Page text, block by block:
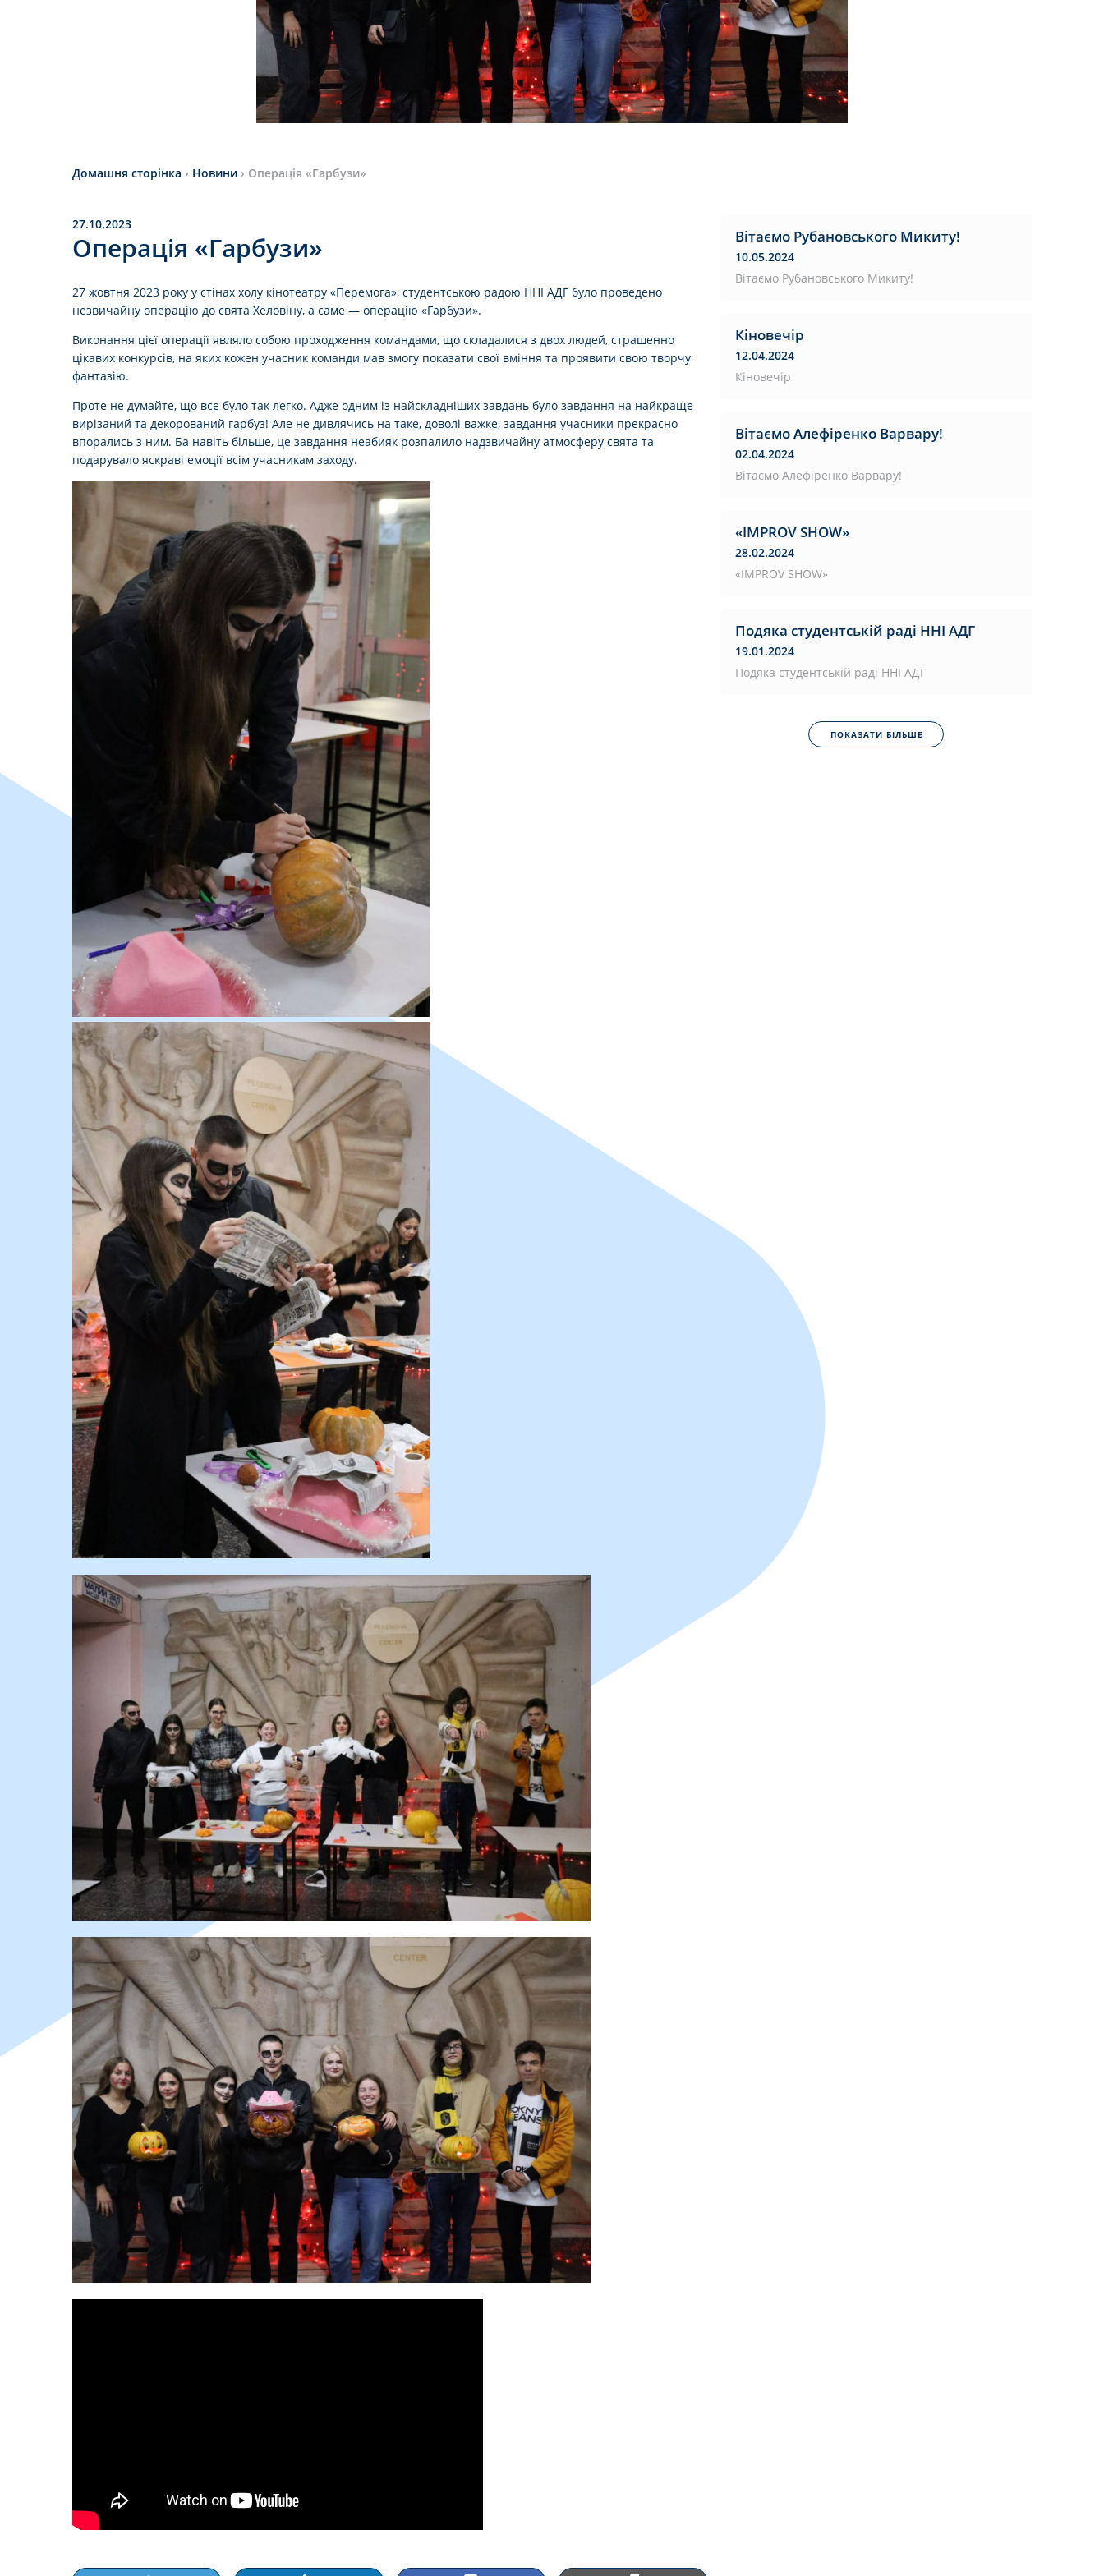
Домашня сторінка › Новини › Операція «Гарбузи»
27.10.2023
Операція «Гарбузи»
27 жовтня 2023 року у стінах холу кінотеатру «Перемога», студентською радою ННІ АДГ було проведено
незвичайну операцію до свята Хеловіну, а саме — операцію «Гарбузи».
Виконання цієї операції являло собою проходження командами, що складалися з двох людей, страшенно
цікавих конкурсів, на яких кожен учасник команди мав змогу показати свої вміння та проявити свою творчу
фантазію.
Проте не думайте, що все було так легко. Адже одним із найскладніших завдань було завдання на найкраще
вирізаний та декорований гарбуз! Але не дивлячись на таке, доволі важке, завдання учасники прекрасно
впорались з ним. Ба навіть більше, це завдання неабияк розпалило надзвичайну атмосферу свята та
подарувало яскраві емоції всім учасникам заходу.
Вітаємо Рубановського Микиту!
10.05.2024
Вітаємо Рубановського Микиту!
Кіновечір
12.04.2024
Кіновечір
Вітаємо Алефіренко Варвару!
02.04.2024
Вітаємо Алефіренко Варвару!
«IMPROV SHOW»
28.02.2024
«IMPROV SHOW»
Подяка студентській раді ННІ АДГ
19.01.2024
Подяка студентській раді ННІ АДГ
ПОКАЗАТИ БІЛЬШЕ